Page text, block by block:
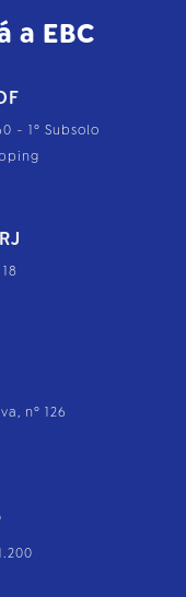
a EBC
- 1º Subsolo
nº 126